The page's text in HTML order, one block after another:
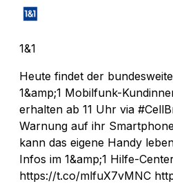
1&1
Heute findet der
1&amp;1 Mobilfunk-
erhalten ab 11 Uhr via
Warnung auf ihr
kann das eigene Handy
Infos im 1&amp;1 Hilfe-
https://t.co/mlfuX7vMNC